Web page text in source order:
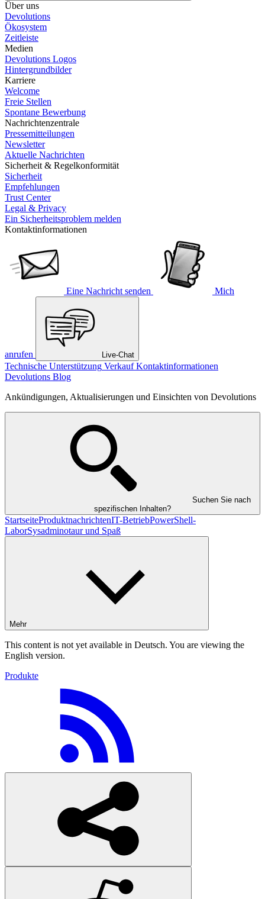
Über uns
Devolutions
Ökosystem
Zeitleiste
Medien
Devolutions Logos
Hintergrundbilder
Karriere
Welcome
Freie Stellen
Spontane Bewerbung
Nachrichtenzentrale
Pressemitteilungen
Newsletter
Aktuelle Nachrichten
Sicherheit & Regelkonformität
Sicherheit
Empfehlungen
Trust Center
Legal & Privacy
Ein Sicherheitsproblem melden
Kontaktinformationen
Eine Nachricht senden Mich
anrufen Live-Chat
Technische Unterstützung Verkauf Kontaktinformationen
Devolutions Blog
Ankündigungen, Aktualisierungen und Einsichten von Devolutions
Suchen Sie nach
spezifischen Inhalten?
StartseiteProduktnachrichtenIT-BetriebPowerShell-
LaborSysadminotaur und Spaß
Mehr
This content is not yet available in Deutsch. You are viewing the
English version.
Produkte